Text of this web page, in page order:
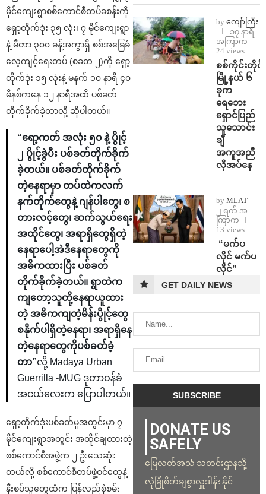
မိုင်ကျေးရွာစစ်ကောင်စီတပ်ခစန်းကို
ရှော့တိုက်ဒုံး ၃၅ လုံး၊ ၇ မိုင်ကျေးရွာ
နဲ့ မီတာ ၃၀၀ ခန့်အကွာရှိ စစ်အခြေခံ
လေ့ကျင့်ရေးတပ် (စခတ ၂)ကို ရှော့
တိုက်ဒုံး ၁၅ လုံးနဲ့ မနက် ၁၀ နာရီ ၄၀
မိနစ်ကနေ ၁၂ နာရီအထိ ပစ်ခတ်
တိုက်ခိုက်ခဲ့တာလို့ ဆိုပါတယ်။
“ရော့ကတ် အလုံး ၅၀ နဲ့ ပွိုင့်
၂ ပွိုင့်ခွဲပီး ပစ်ခတ်တိုက်ခိုက်
ခဲ့တယ်။ ပစ်ခတ်တိုက်ခိုက်
တဲ့နေရာမှာ တပ်ထဲကလက်
နက်တိုက်တွေနဲ့ ဂျန်ပါတွေ၊ စ
တားလင့်တွေ၊ ဆက်သွယ်ရေး
အထိုင်တွေ၊ အရာရှိတွေရှိတဲ့
နေရာပေါ့အဲဒီနေရာတွေကို
အဓိကထားပြီး ပစ်ခတ်
တိုက်ခိုက်ခဲ့တယ်။ ရွာထဲက
ကျတော့သူတို့နေရာယူထား
တဲ့ အဓိကကျတဲ့မိန်းပွိုင့်တွေ
စနိုက်ပါရှိတဲ့နေရာ၊ အရာရှိနေ
တဲ့နေရာတွေကိုပစ်ခတ်ခဲ့
တာ”လို့ Madaya Urban
Guerrilla -MUG ဒုတာဝန်ခံ
အငယ်လေးက ပြောပါတယ်။
ရှော့တိုက်ဒုံးပစ်ခတ်မှုအတွင်းမှာ ၇
မိုင်ကျေးရွာအတွင်း အထိုင်ချထားတဲ့
စစ်ကောင်စီအဖွဲ့က ၂ ဦးသေဆုံး
တယ်လို့ စစ်ကောင်စီတပ်ဖွဲ့ဝင်တွေနဲ့
နီးစပ်သူတွေထံက ပြန်လည်စုံစမ်း
by ကျော်ကြီး
၁၇ နာရီ
အကြာက
24 views
စစ်ကိုင်းတိုင်း
မြို့နယ် ၆
ခုက
ရေဘေး
ရှောင်ပြည်
သူသောင်း
ချီ
အကူအညီ
လိုအပ်နေ
by MLAT
၂ ရက် အ
ကြာက
13 views
⁨ ⁨“မက်ပ
လိုင် မက်ပ
လိုင်”
GET DAILY NEWS
DONATE US
SAFELY
မြေလတ်အသံ သတင်းဌာနသို့
လုံခြုံစိတ်ချစွာလှူဒါန်း နိုင်